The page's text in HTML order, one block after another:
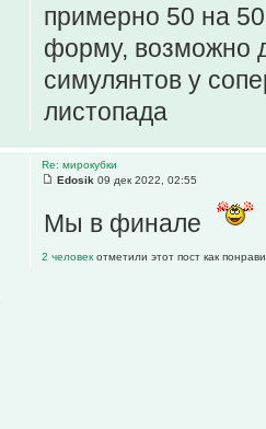
примерно 50 на
форму, возможно
симулянтов у
листопада
Re: мирокубки
Edosik 09 дек 2022, 02:55
Мы в финале
2 человек отметили этот пост как